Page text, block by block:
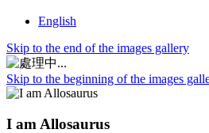
English
Skip to the end of the images gallery
Skip to the beginning of the images
I am Allosaurus